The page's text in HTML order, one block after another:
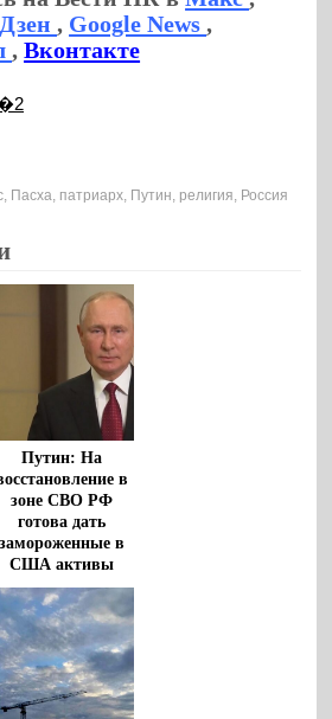
Дзен, Google News,
,Вконтакте
, Пасха, патриарх, Путин, религия, Россия
Путин: На
в
зоне СВО РФ
готова дать
замороженные в
США активы